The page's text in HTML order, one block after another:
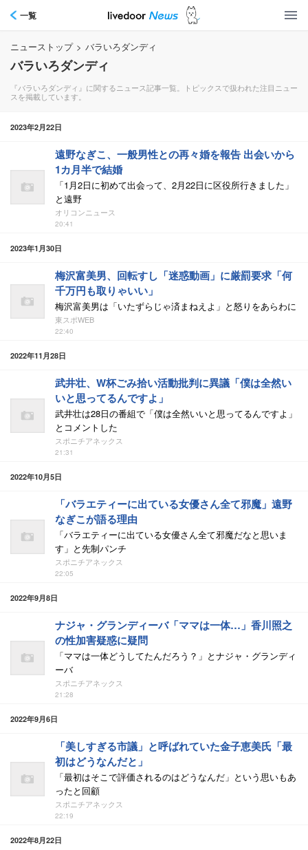
一覧
ニューストップ > バラいろダンディ
バラいろダンディ
『バラいろダンディ』に関するニュース記事一覧。トピックスで扱われた注目ニュー
スを掲載しています。
2023年2月22日
遠野なぎこ、一般男性との再々婚を報告 出会いから
1カ月半で結婚
「1月2日に初めて出会って、2月22日に区役所行きました」
と遠野
オリコンニュース
20:41
2023年1月30日
梅沢富美男、回転すし「迷惑動画」に厳罰要求「何
千万円も取りゃいい」
梅沢富美男は「いたずらじゃ済まねえよ」と怒りをあらわに
東スポWEB
22:40
2022年11月28日
武井壮、W杯ごみ拾い活動批判に異議「僕は全然い
いと思ってるんですよ」
武井壮は28日の番組で「僕は全然いいと思ってるんですよ」
とコメントした
スポニチアネックス
21:31
2022年10月5日
「バラエティーに出ている女優さん全て邪魔」遠野
なぎこが語る理由
「バラエティーに出ている女優さん全て邪魔だなと思いま
す」と先制パンチ
スポニチアネックス
22:05
2022年9月8日
ナジャ・グランディーバ「ママは一体…」香川照之
の性加害疑惑に疑問
「ママは一体どうしてたんだろう？」とナジャ・グランディ
ーバ
スポニチアネックス
21:28
2022年9月6日
「美しすぎる市議」と呼ばれていた金子恵美氏「最
初はどうなんだと」
「最初はそこで評価されるのはどうなんだ」という思いもあ
ったと回顧
スポニチアネックス
22:19
2022年8月22日